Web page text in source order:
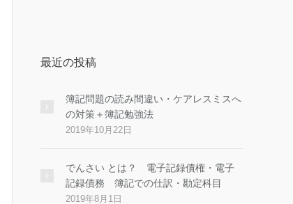
最近の投稿
簿記問題の読み間違い・ケアレスミスへ
の対策＋簿記勉強法
2019年10月22日
でんさい とは？ 電子記録債権・電子
記録債務 簿記での仕訳・勘定科目
2019年8月1日